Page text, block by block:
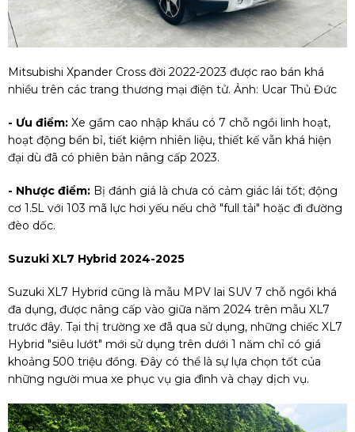
Mitsubishi Xpander Cross đời 2022-2023 được rao bán khá
nhiều trên các trang thương mại điện tử. Ảnh: Ucar Thủ Đức
- Ưu điểm: Xe gầm cao nhập khẩu có 7 chỗ ngồi linh hoạt,
hoạt động bền bỉ, tiết kiệm nhiên liệu, thiết kế vẫn khá hiện
đại dù đã có phiên bản nâng cấp 2023.
- Nhược điểm: Bị đánh giá là chưa có cảm giác lái tốt; động
cơ 1.5L với 103 mã lực hơi yếu nếu chở "full tải" hoặc đi đường
đèo dốc.
Suzuki XL7 Hybrid 2024-2025
Suzuki XL7 Hybrid cũng là mẫu MPV lai SUV 7 chỗ ngồi khá
đa dụng, được nâng cấp vào giữa năm 2024 trên mẫu XL7
trước đây. Tại thị trường xe đã qua sử dụng, những chiếc XL7
Hybrid "siêu lướt" mới sử dụng trên dưới 1 năm chỉ có giá
khoảng 500 triệu đồng. Đây có thể là sự lựa chọn tốt của
những người mua xe phục vụ gia đình và chạy dịch vụ.